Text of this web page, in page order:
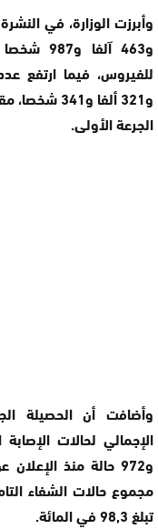
و463
الجرعة الأولى.
وأضافت أن الحصيلة
تبلغ 98,3 في المائة.